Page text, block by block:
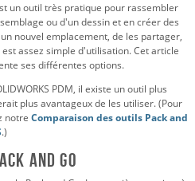
un outil très pratique pour rassembler
ou d'un dessin et en créer des
nouvel emplacement, de les partager,
assez simple d'utilisation. Cet article
ses différentes options.
PDM, il existe un outil plus
plus avantageux de les utiliser. (Pour
notre Comparaison des outils Pack and
.)
and Go